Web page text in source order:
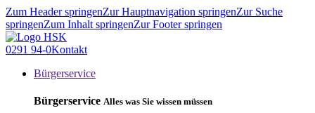
Zum Header springenZur Hauptnavigation springenZur Suche
springenZum Inhalt springenZur Footer springen
0291 94-0Kontakt
Bürgerservice
Bürgerservice Alles was Sie wissen müssen